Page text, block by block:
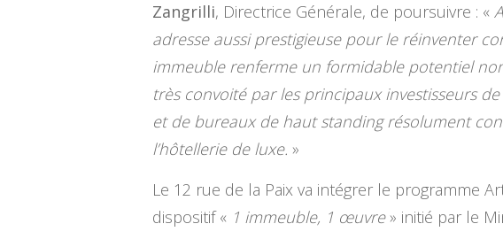
Zangrilli, Directrice Générale, de poursuivre : «
adresse aussi prestigieuse pour le réinventer
immeuble renferme un formidable potentiel
très convoité par les principaux investisseurs
et de bureaux de haut standing résolument
l’hôtellerie de luxe. »
Le 12 rue de la Paix va intégrer le programme
dispositif « 1 immeuble, 1 œuvre» initié par le